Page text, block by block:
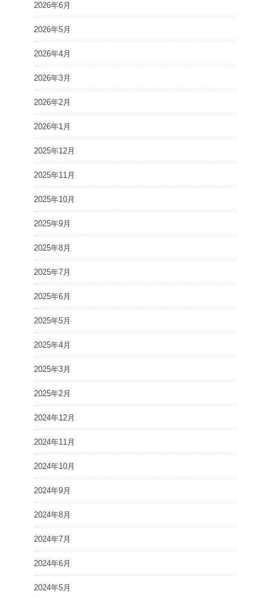
2026年6月
2026年5月
2026年4月
2026年3月
2026年2月
2026年1月
2025年12月
2025年11月
2025年10月
2025年9月
2025年8月
2025年7月
2025年6月
2025年5月
2025年4月
2025年3月
2025年2月
2024年12月
2024年11月
2024年10月
2024年9月
2024年8月
2024年7月
2024年6月
2024年5月